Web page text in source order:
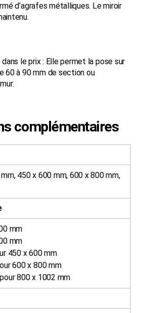
d’agrafes métalliques. Le miroir
le prix : Elle permet la pose sur
60 à 90 mm de section ou
complémentaires
450 x 600 mm, 600 x 800 mm,
mm
mm
450 x 600 mm
600 x 800 mm
800 x 1002 mm